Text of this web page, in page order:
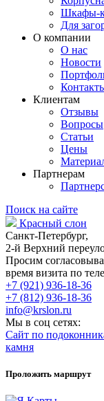
Шкафы-
Для
О компании
О нас
Новости
Клиентам
Отзывы
Вопросы
Статьи
Цены
Партнерам
Поиск на сайте
Красный слон
Санкт-Петербург,
2-й Верхний
Просим
время визита по
+7 (921) 936-18-36
+7 (812) 936-18-36
info@krslon.ru
Мы в соц сетях:
Сайт по
камня
Проложить маршрут